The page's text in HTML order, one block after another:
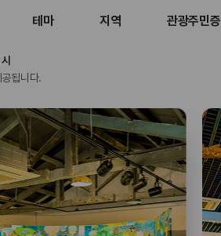
테마 지역 관광주민증
됩니다.